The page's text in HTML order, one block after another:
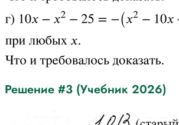
Решение #3 (Учебник 2026)